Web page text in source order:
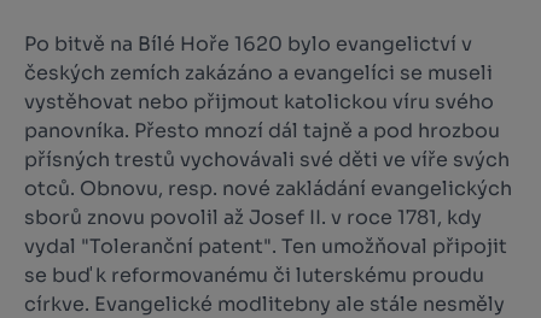
Po bitvě na Bílé Hoře 1620 bylo evangelictví v
českých zemích zakázáno a evangelíci se museli
vystěhovat nebo přijmout katolickou víru svého
panovníka. Přesto mnozí dál tajně a pod hrozbou
přísných trestů vychovávali své děti ve víře svých
otců. Obnovu, resp. nové zakládání evangelických
sborů znovu povolil až Josef II. v roce 1781, kdy
vydal "Toleranční patent". Ten umožňoval připojit
se buď k reformovanému či luterskému proudu
církve. Evangelické modlitebny ale stále nesměly